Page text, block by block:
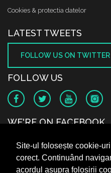
Site-ul folosește cookie-
corect. Continuând
acordul asupra folosirii
Cookies & protectia datelor
LATEST TWEETS
FOLLOW US ON TWITTER
FOLLOW US
WE'RE ON FACEBOOK